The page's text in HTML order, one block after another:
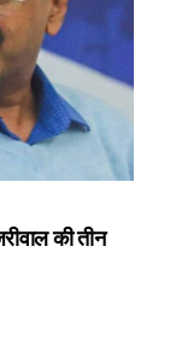
की तीन